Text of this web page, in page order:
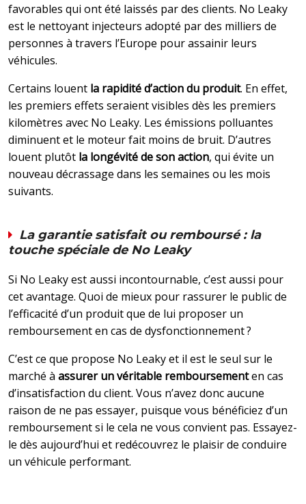
favorables qui ont été laissés par des clients. No Leaky
est le nettoyant injecteurs adopté par des milliers de
personnes à travers l’Europe pour assainir leurs
véhicules.
Certains louent la rapidité d’action du produit. En effet,
les premiers effets seraient visibles dès les premiers
kilomètres avec No Leaky. Les émissions polluantes
diminuent et le moteur fait moins de bruit. D’autres
louent plutôt la longévité de son action, qui évite un
nouveau décrassage dans les semaines ou les mois
suivants.
La garantie satisfait ou remboursé : la
touche spéciale de No Leaky
Si No Leaky est aussi incontournable, c’est aussi pour
cet avantage. Quoi de mieux pour rassurer le public de
l’efficacité d’un produit que de lui proposer un
remboursement en cas de dysfonctionnement ?
C’est ce que propose No Leaky et il est le seul sur le
marché à assurer un véritable remboursementen cas
d’insatisfaction du client. Vous n’avez donc aucune
raison de ne pas essayer, puisque vous bénéficiez d’un
remboursement si le cela ne vous convient pas. Essayez-
le dès aujourd’hui et redécouvrez le plaisir de conduire
un véhicule performant.